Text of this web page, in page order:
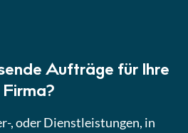
Aufträge für Ihre
Firma?
, oder Dienstleistungen, in